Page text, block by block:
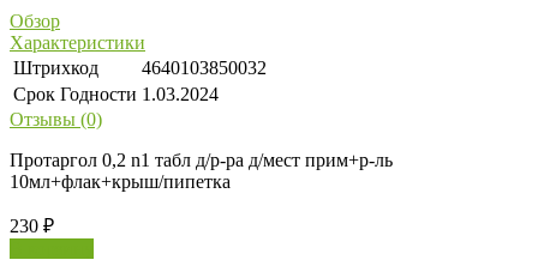
Обзор
Характеристики
Штрихкод
4640103850032
Срок Годности 1.03.2024
Отзывы (0)
Протаргол 0,2 n1 табл д/р-ра д/мест прим+р-ль
10мл+флак+крыш/пипетка
230 ₽